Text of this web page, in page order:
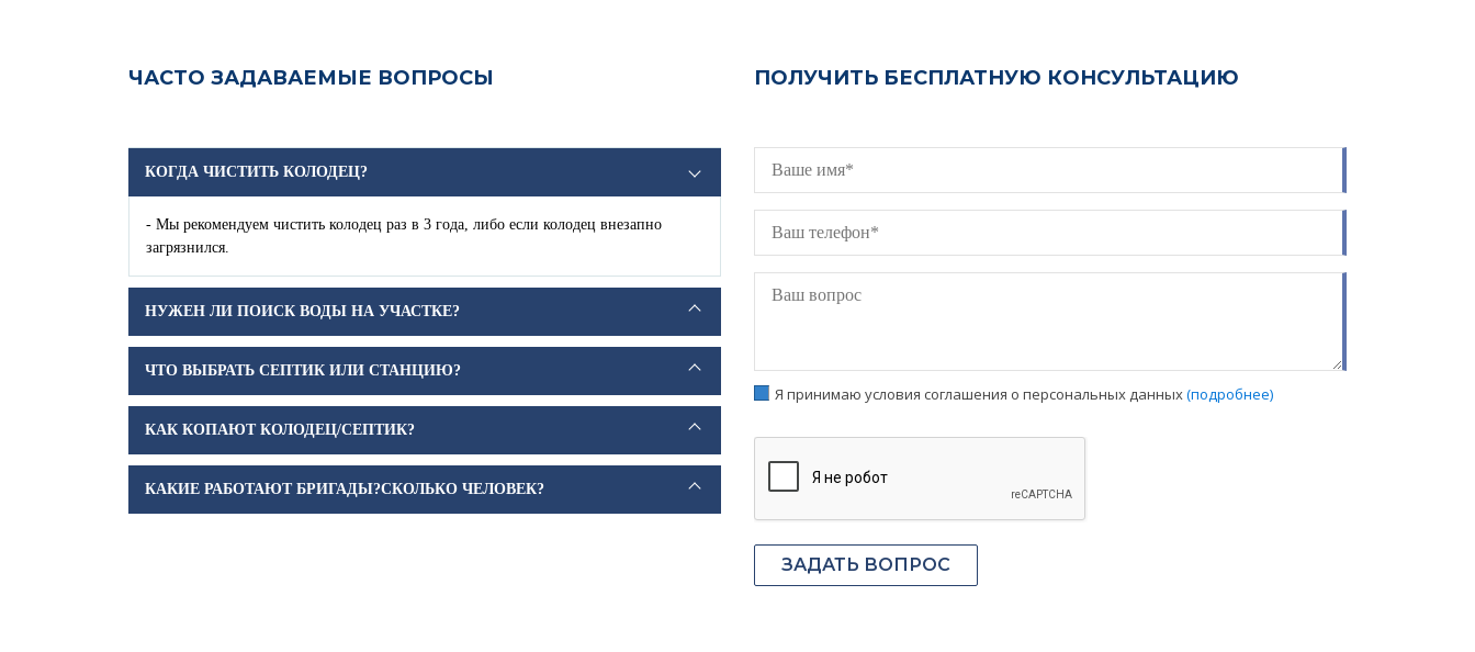
ЧАСТО ЗАДАВАЕМЫЕ ВОПРОСЫ
КОГДА ЧИСТИТЬ КОЛОДЕЦ?
- Мы рекомендуем чистить колодец раз в 3 года, либо если колодец внезапно
загрязнился.
НУЖЕН ЛИ ПОИСК ВОДЫ НА УЧАСТКЕ?
ЧТО ВЫБРАТЬ СЕПТИК ИЛИ СТАНЦИЮ?
КАК КОПАЮТ КОЛОДЕЦ/СЕПТИК?
КАКИЕ РАБОТАЮТ БРИГАДЫ?СКОЛЬКО ЧЕЛОВЕК?
ПОЛУЧИТЬ БЕСПЛАТНУЮ КОНСУЛЬТАЦИЮ
Я принимаю условия соглашения о персональных данных(подробнее)
ЗАДАТЬ ВОПРОС